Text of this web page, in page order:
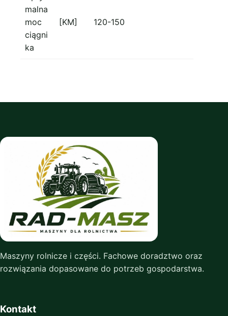
malna
moc
ciągni
ka
[KM] 120-150
Maszyny rolnicze i części. Fachowe doradztwo oraz
rozwiązania dopasowane do potrzeb gospodarstwa.
Kontakt